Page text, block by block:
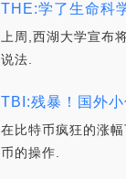
THE:学了生命科
上周,西湖大学宣布
说法.
TBI:残暴！国外
在比特币疯狂的涨
币的操作.